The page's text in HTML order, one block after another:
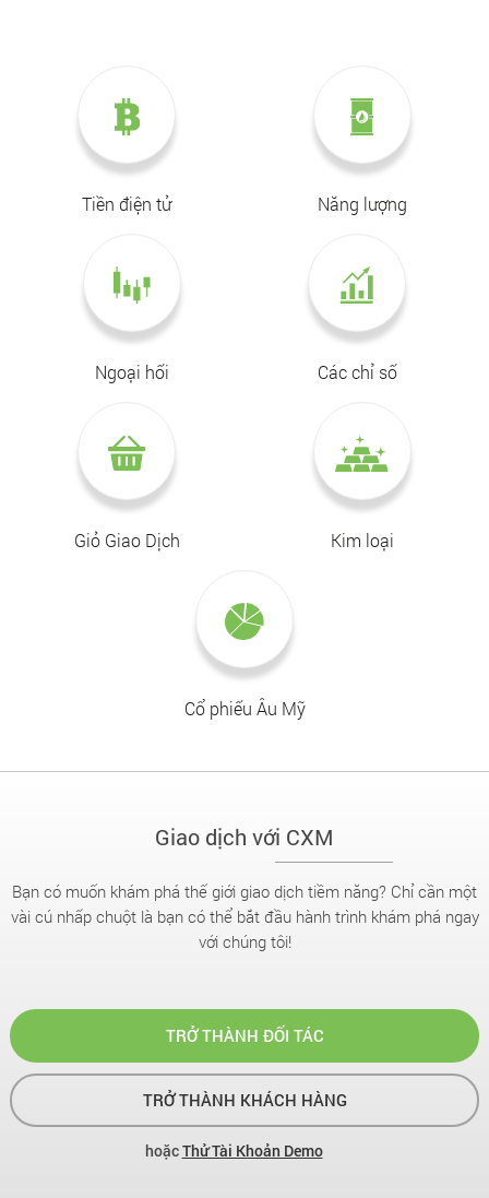
Tiền điện tử Năng lượng
Ngoại hối Các chỉ số
Giỏ Giao Dịch Kim loại
Cổ phiếu Âu Mỹ
Giao dịch với CXM
Bạn có muốn khám phá thế giới giao dịch tiềm năng? Chỉ cần một
vài cú nhấp chuột là bạn có thể bắt đầu hành trình khám phá ngay
với chúng tôi!
TRỞ THÀNH ĐỐI TÁC
TRỞ THÀNH KHÁCH HÀNG
hoặcThử Tài Khoản Demo